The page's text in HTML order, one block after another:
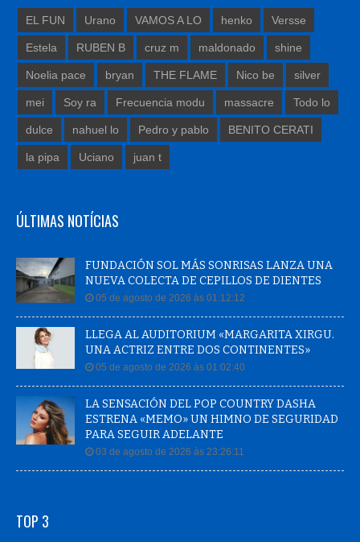
EL FUN Urano VAMOS A LO henko Versse
Estela RUBEN B cruz m maldonado shine
Noelia pace bryan THE FLAME Nico be silver
mei Soy ra Frecuencia modu massacre Todo lo
dulce nahuel lo Pedro y pablo BENITO CERATI
la pipa Uciano juan t
ÚLTIMAS NOTÍCIAS
FUNDACIÓN SOL MÁS SONRISAS LANZA UNA
NUEVA COLECTA DE CEPILLOS DE DIENTES
05 de agosto de 2026 às 01:12:12
LLEGA AL AUDITORIUM «MARGARITA XIRGU.
UNA ACTRIZ ENTRE DOS CONTINENTES»
05 de agosto de 2026 às 01:02:40
LA SENSACIÓN DEL POP COUNTRY DASHA
ESTRENA «MEMO» UN HIMNO DE SEGURIDAD
PARA SEGUIR ADELANTE
03 de agosto de 2026 às 23:26:11
TOP 3